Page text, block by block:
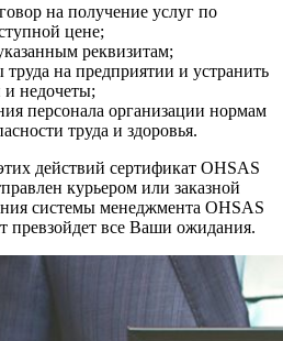
на получение услуг по
цене;
реквизитам;
на предприятии и устранить
недочеты;
персонала организации нормам
труда и здоровья.
действий сертификат OHSAS
курьером или заказной
системы менеджмента OHSAS
превзойдет все Ваши ожидания.